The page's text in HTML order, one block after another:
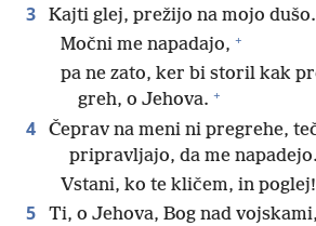
3 Kajti glej, prežijo na mojo dušo.
Močni me napadajo, +
pa ne zato, ker bi storil kak
greh, o Jehova. +
4
Čeprav na meni ni pregrehe,
pripravljajo, da me napadejo.
Vstani, ko te kličem, in poglej!
5 Ti, o Jehova, Bog nad